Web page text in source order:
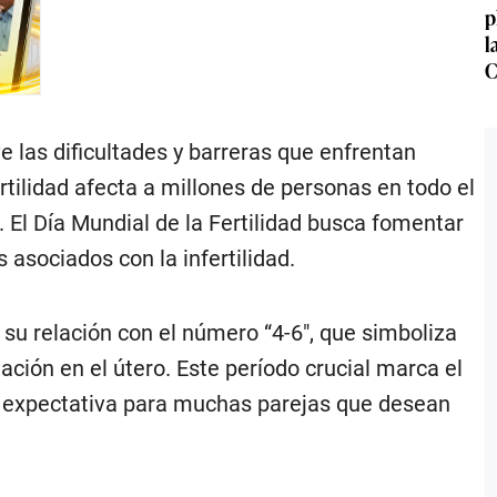
las dificultades y barreras que enfrentan
afecta a millones de personas en todo el
Día Mundial de la Fertilidad busca fomentar
asociados con la infertilidad.
relación con el número “4-6″, que simboliza
en el útero. Este período crucial marca el
para muchas parejas que desean